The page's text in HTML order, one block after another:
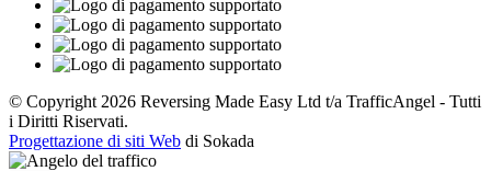
© Copyright 2026 Reversing Made Easy Ltd t/a TrafficAngel - Tutti
i Diritti Riservati.
Progettazione di siti Web di Sokada